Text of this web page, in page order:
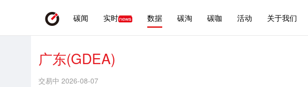
碳闻 实时 数据 碳淘 碳咖 活动 关于我们
广东(GDEA)
交易中 2026-08-07